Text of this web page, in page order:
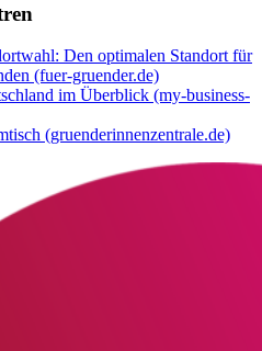
Den optimalen Standort für
(fuer-gruender.de)
im Überblick (my-business-
(gruenderinnenzentrale.de)